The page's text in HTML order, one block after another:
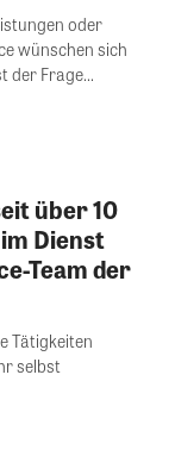
oder
wünschen sich
der Frage...
über 10
Dienst
Team der
Tätigkeiten
selbst